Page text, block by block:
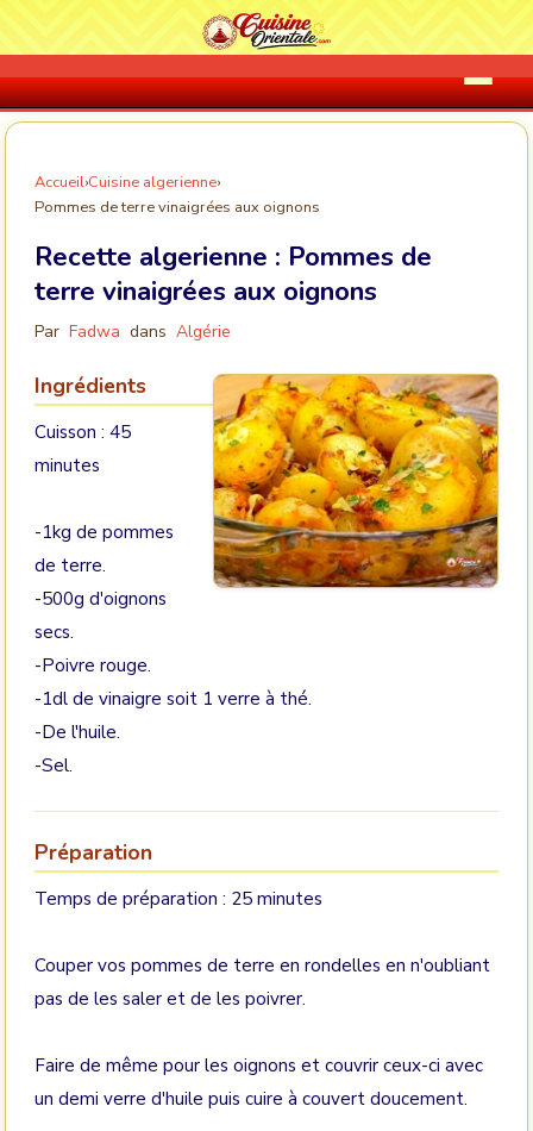
Accueil›Cuisine algerienne›
Pommes de terre vinaigrées aux oignons
Recette algerienne : Pommes de
terre vinaigrées aux oignons
Par Fadwa dans Algérie
Ingrédients
Cuisson : 45
minutes
-1kg de pommes
de terre.
-500g d'oignons
secs.
-Poivre rouge.
-1dl de vinaigre soit 1 verre à thé.
-De l'huile.
-Sel.
Préparation
Temps de préparation : 25 minutes
Couper vos pommes de terre en rondelles en n'oubliant
pas de les saler et de les poivrer.
Faire de même pour les oignons et couvrir ceux-ci avec
un demi verre d'huile puis cuire à couvert doucement.